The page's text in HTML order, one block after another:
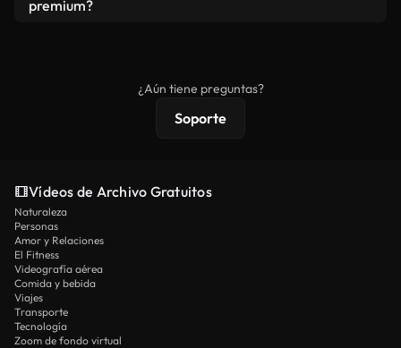
premium?
protecciones de licencia extendidas.
¿Aún tiene preguntas?
Soporte
Vídeos de Archivo Gratuitos
Naturaleza
Personas
Amor y Relaciones
El Fitness
Videografía aérea
Comida y bebida
Viajes
Transporte
Tecnología
Zoom de fondo virtual